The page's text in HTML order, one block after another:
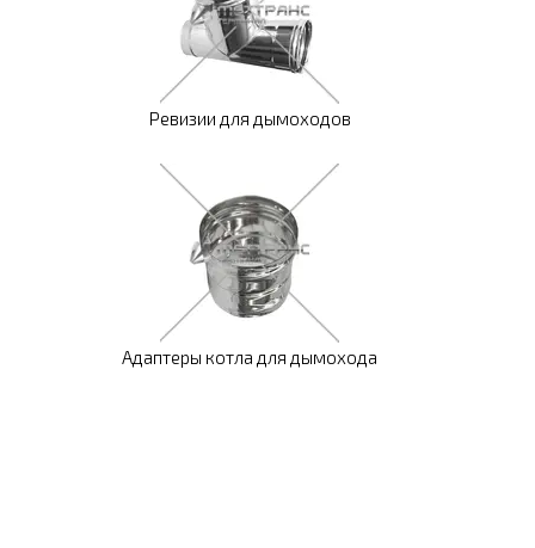
Ревизии для дымоходов
Адаптеры котла для дымохода